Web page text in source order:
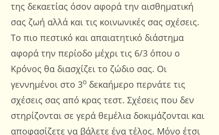
της δεκαετίας όσον αφορά την αισθηματική
σας ζωή αλλά και τις κοινωνικές σας σχέσεις.
Το πιο πεστικό και απαιατητικό διάστημα
αφορά την περίοδο μέχρι τις 6/3 όπου ο
Κρόνος θα διασχίζει το ζώδιο σας. Οι
γεννημένοι στο 3ο δεκαήμερο περνάτε τις
σχέσεις σας από κρας τεστ. Σχέσεις που δεν
στηρίζονται σε γερά θεμέλια δοκιμάζονται και
αποφασίζετε να βάλετε ένα τέλος. Μόνο έτσι